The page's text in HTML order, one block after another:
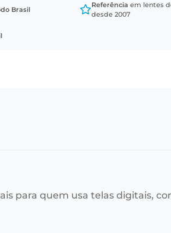
Brasil
Referência em lentes
desde 2007
para quem usa telas digitais,